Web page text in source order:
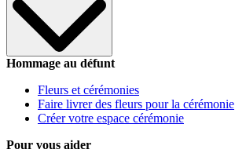
Hommage au défunt
Fleurs et cérémonies
Faire livrer des fleurs pour la cérémonie
Créer votre espace cérémonie
Pour vous aider